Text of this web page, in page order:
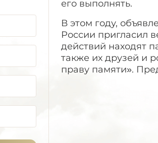
его выполнять.
В этом году,
России пригласил
действий находят
также их друзей и
праву памяти».